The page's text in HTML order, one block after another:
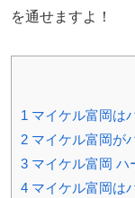
を通せますよ！
1 マイケル富岡は
2 マイケル富岡が
3 マイケル富岡 ハ
4 マイケル富岡は